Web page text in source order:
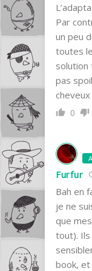
Par
un peu
toutes
solution
pas
0
Furfur
Bah en
je ne
que
tout). Ils
book,